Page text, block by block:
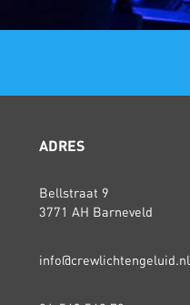
ADRES
Bellstraat 9
3771 AH Barneveld
info@crewlichtengeluid.nl